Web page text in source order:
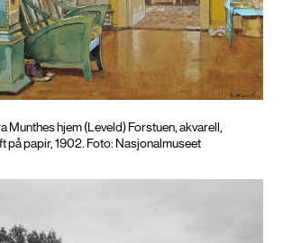
Munthes hjem (Leveld) Forstuen, akvarell,
på papir, 1902. Foto: Nasjonalmuseet